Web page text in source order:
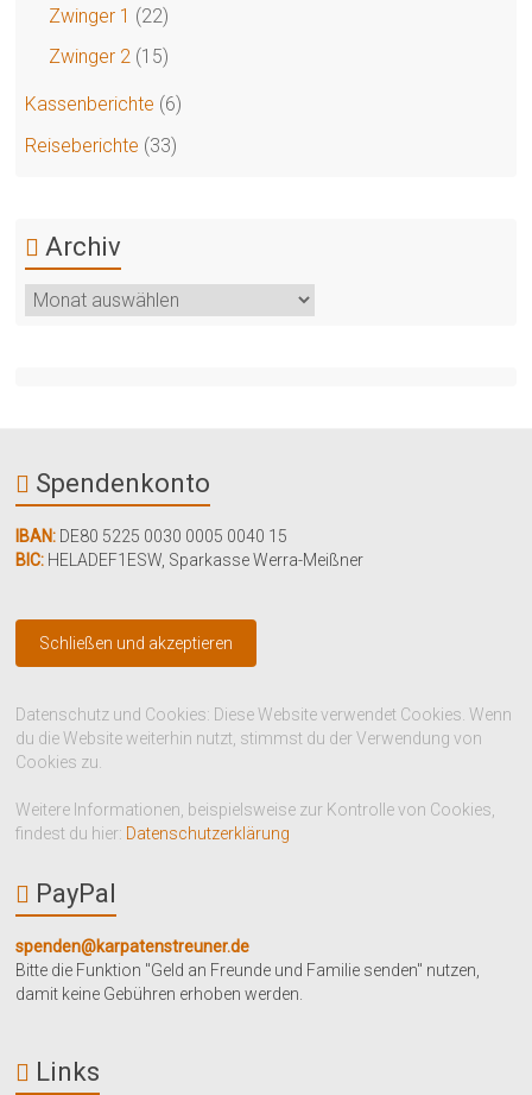
Zwinger 1 (22)
Zwinger 2 (15)
Kassenberichte (6)
Reiseberichte (33)
Archiv
Archiv
Spendenkonto
IBAN: DE80 5225 0030 0005 0040 15
BIC: HELADEF1ESW Sparkasse Werra-Meißner
Datenschutz und Cookies: Diese Website verwendet Cookies. Wenn
du die Website weiterhin nutzt, stimmst du der Verwendung von
Cookies zu.
Weitere Informationen, beispielsweise zur Kontrolle von Cookies,
findest du hier: Datenschutzerklärung
PayPal
spenden@karpatenstreuner.de
Bitte die Funktion "Geld an Freunde und Familie senden" nutzen,
damit keine Gebühren erhoben werden.
Links